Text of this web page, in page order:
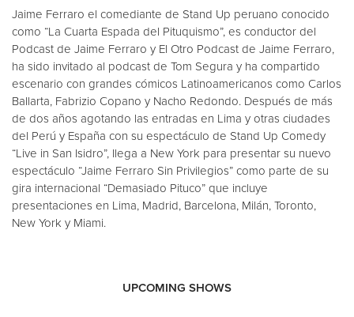
Jaime Ferraro el comediante de Stand Up peruano conocido
como “La Cuarta Espada del Pituquismo”, es conductor del
Podcast de Jaime Ferraro y El Otro Podcast de Jaime Ferraro,
ha sido invitado al podcast de Tom Segura y ha compartido
escenario con grandes cómicos Latinoamericanos como Carlos
Ballarta, Fabrizio Copano y Nacho Redondo. Después de más
de dos años agotando las entradas en Lima y otras ciudades
del Perú y España con su espectáculo de Stand Up Comedy
“Live in San Isidro”, llega a New York para presentar su nuevo
espectáculo “Jaime Ferraro Sin Privilegios” como parte de su
gira internacional “Demasiado Pituco” que incluye
presentaciones en Lima, Madrid, Barcelona, Milán, Toronto,
New York y Miami.
UPCOMING SHOWS